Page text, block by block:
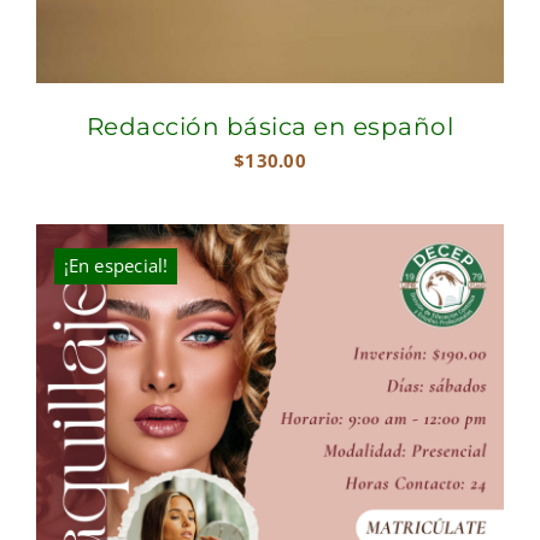
Redacción básica en español
$130.00
¡En especial!